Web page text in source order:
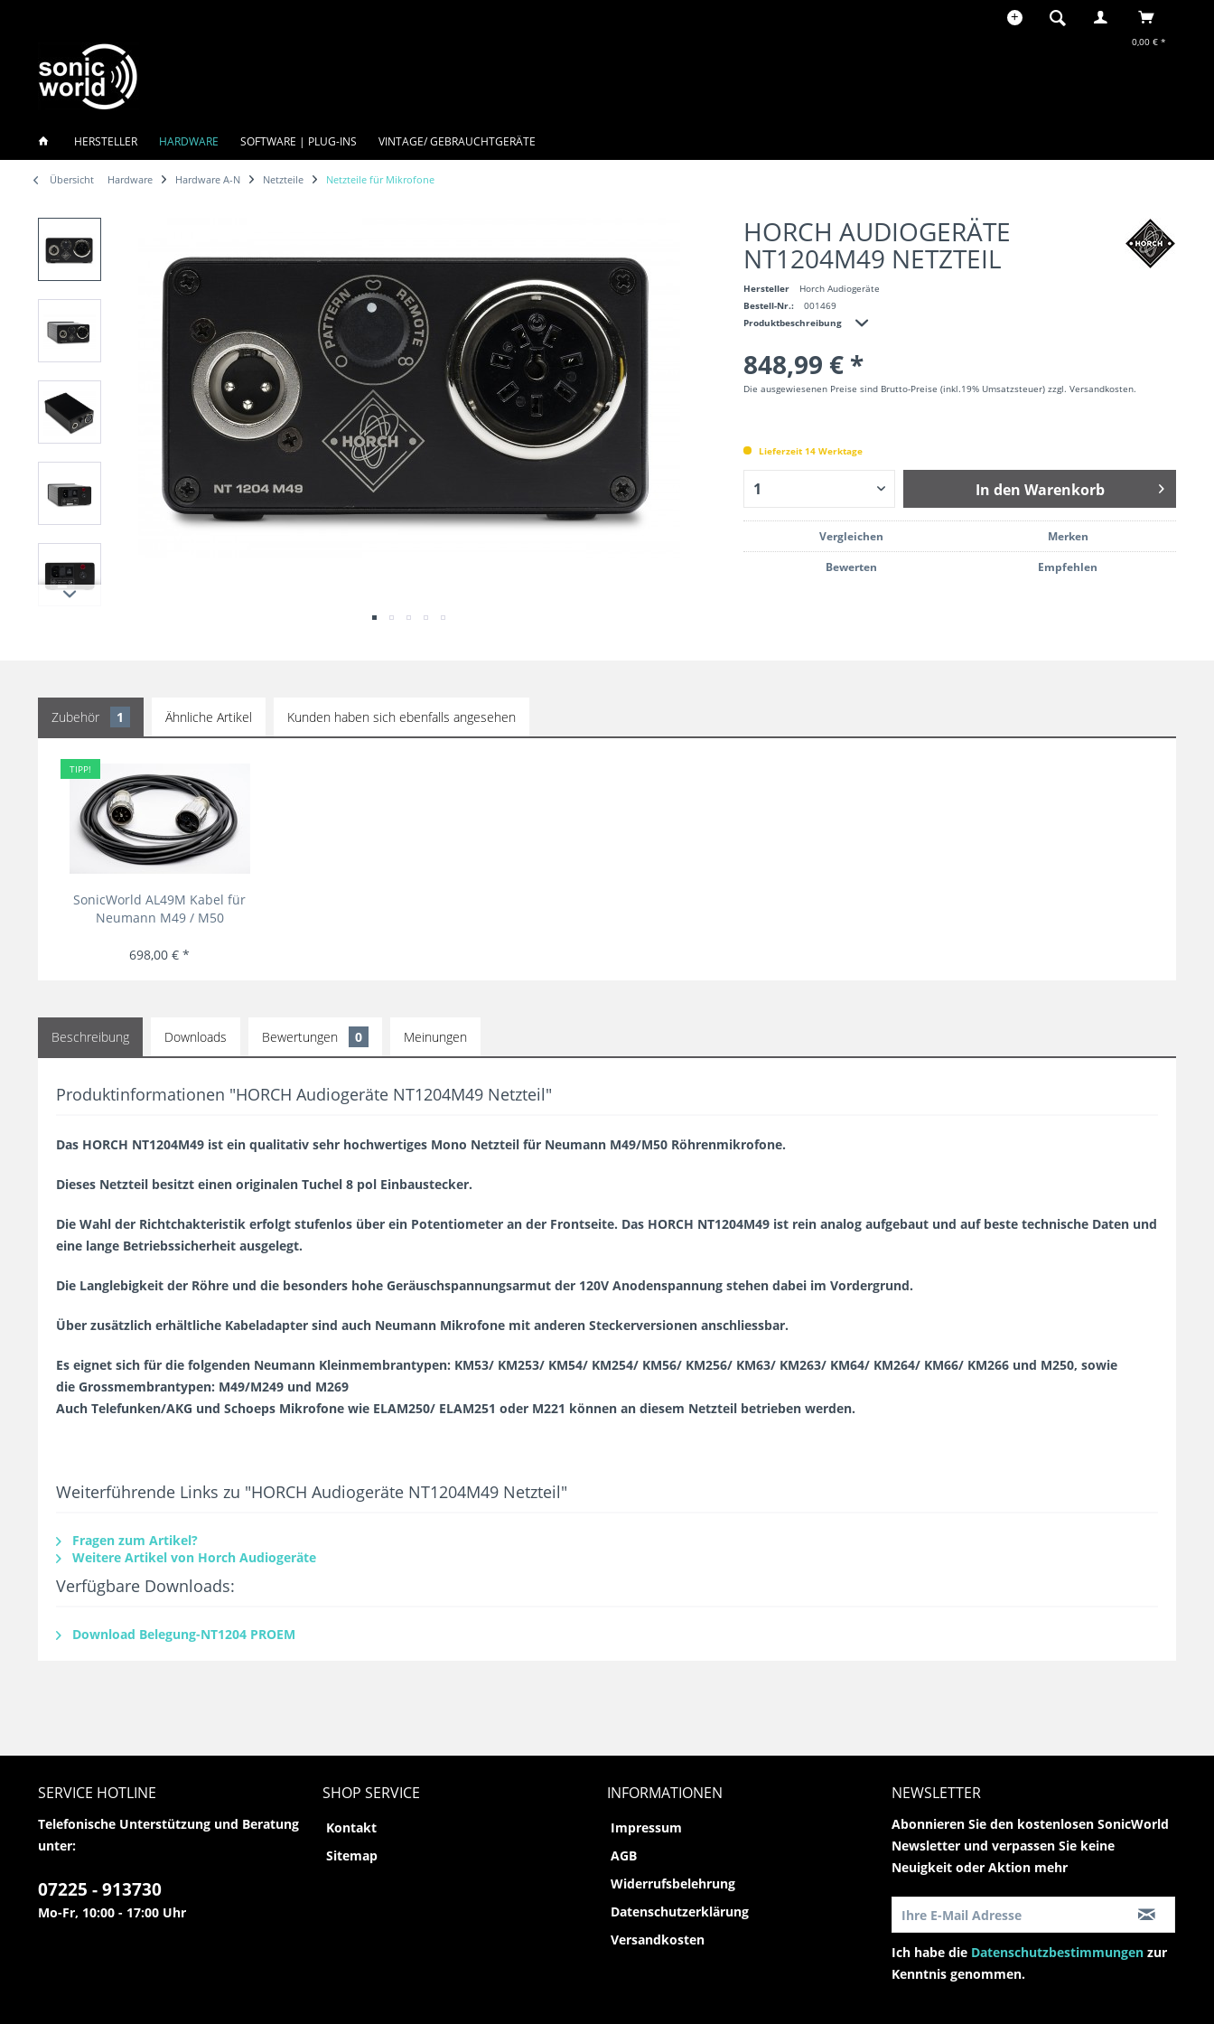
0,00 € *
HERSTELLER HARDWARE SOFTWARE | PLUG-INS VINTAGE/ GEBRAUCHTGERÄTE
Übersicht Hardware Hardware A-N Netzteile Netzteile für Mikrofone
HORCH AUDIOGERÄTE
NT1204M49 NETZTEIL
Hersteller
Horch Audiogeräte
Bestell-Nr.:
001469
Produktbeschreibung
848,99 € *
Die ausgewiesenen Preise sind Brutto-Preise (inkl.19% Umsatzsteuer) zzgl. Versandkosten.
Lieferzeit 14 Werktage
In den Warenkorb
Vergleichen
Merken
Bewerten
Empfehlen
Zubehör 1 Ähnliche Artikel Kunden haben sich ebenfalls angesehen
TIPP!
SonicWorld AL49M Kabel für
Neumann M49 / M50
698,00 € *
Beschreibung Downloads Bewertungen 0 Meinungen
Produktinformationen "HORCH Audiogeräte NT1204M49 Netzteil"
Das HORCH NT1204M49 ist ein qualitativ sehr hochwertiges Mono Netzteil für Neumann M49/M50 Röhrenmikrofone.
Dieses Netzteil besitzt einen originalen Tuchel 8 pol Einbaustecker.
Die Wahl der Richtchakteristik erfolgt stufenlos über ein Potentiometer an der Frontseite. Das HORCH NT1204M49 ist rein analog aufgebaut und auf beste technische Daten und
eine lange Betriebssicherheit ausgelegt.
Die Langlebigkeit der Röhre und die besonders hohe Geräuschspannungsarmut der 120V Anodenspannung stehen dabei im Vordergrund.
Über zusätzlich erhältliche Kabeladapter sind auch Neumann Mikrofone mit anderen Steckerversionen anschliessbar.
Es eignet sich für die folgenden Neumann Kleinmembrantypen: KM53/ KM253/ KM54/ KM254/ KM56/ KM256/ KM63/ KM263/ KM64/ KM264/ KM66/ KM266 und M250, sowie
die Grossmembrantypen: M49/M249 und M269
Auch Telefunken/AKG und Schoeps Mikrofone wie ELAM250/ ELAM251 oder M221 können an diesem Netzteil betrieben werden.
Weiterführende Links zu "HORCH Audiogeräte NT1204M49 Netzteil"
Fragen zum Artikel?
Weitere Artikel von Horch Audiogeräte
Verfügbare Downloads:
Download Belegung-NT1204 PROEM
SERVICE HOTLINE
Telefonische Unterstützung und Beratung
unter:
07225 - 913730
Mo-Fr, 10:00 - 17:00 Uhr
SHOP SERVICE
Kontakt
Sitemap
INFORMATIONEN
Impressum
AGB
Widerrufsbelehrung
Datenschutzerklärung
Versandkosten
NEWSLETTER
Abonnieren Sie den kostenlosen SonicWorld
Newsletter und verpassen Sie keine
Neuigkeit oder Aktion mehr
Ich habe die Datenschutzbestimmungen zur
Kenntnis genommen.